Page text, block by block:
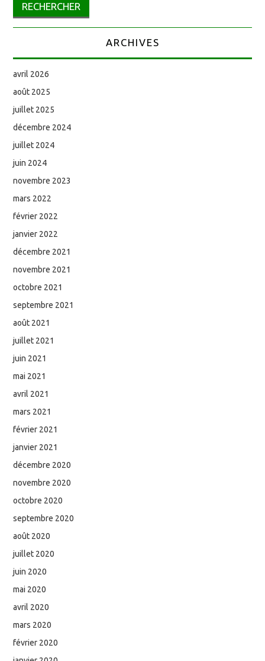
ARCHIVES
avril 2026
août 2025
juillet 2025
décembre 2024
juillet 2024
juin 2024
novembre 2023
mars 2022
février 2022
janvier 2022
décembre 2021
novembre 2021
octobre 2021
septembre 2021
août 2021
juillet 2021
juin 2021
mai 2021
avril 2021
mars 2021
février 2021
janvier 2021
décembre 2020
novembre 2020
octobre 2020
septembre 2020
août 2020
juillet 2020
juin 2020
mai 2020
avril 2020
mars 2020
février 2020